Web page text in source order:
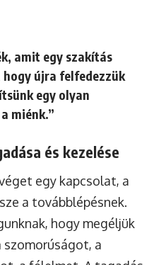
amit egy szakítás
hogy újra felfedezzük
egy olyan
miénk.”
és kezelése
egy kapcsolat, a
a továbblépésnek.
hogy megéljük
szomorúságot, a